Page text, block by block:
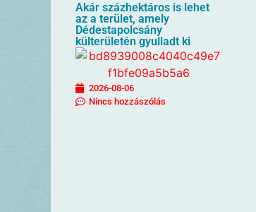
Akár százhektáros is lehet
az a terület, amely
Dédestapolcsány
külterületén gyulladt ki
2026-08-06
Nincs hozzászólás